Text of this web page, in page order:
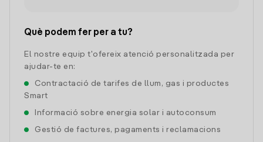
Què podem fer per a tu?
El nostre equip t'ofereix atenció personalitzada per
ajudar-te en:
Contractació de tarifes de llum, gas i productes
Smart
Informació sobre energia solar i autoconsum
Gestió de factures, pagaments i reclamacions